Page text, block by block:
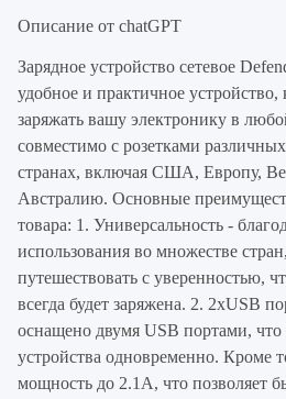
Описание от chatGPT
Зарядное устройство сетевое
удобное и практичное устройство,
заряжать вашу электронику в
совместимо с розетками
странах, включая США, Европу,
Австралию. Основные
товара: 1. Универсальность -
использования во множестве
путешествовать с уверенностью,
всегда будет заряжена. 2. 2xUSB
оснащено двумя USB портами, что
устройства одновременно. Кроме
мощность до 2.1А, что позволяет